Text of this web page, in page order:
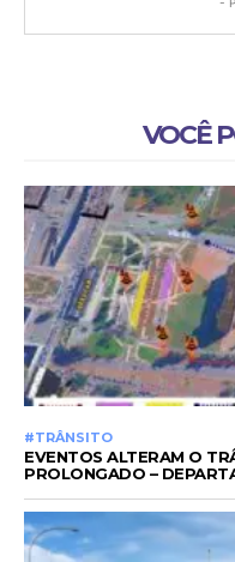
-
VOCÊ
#TRÂNSITO
EVENTOS ALTERAM O
PROLONGADO –